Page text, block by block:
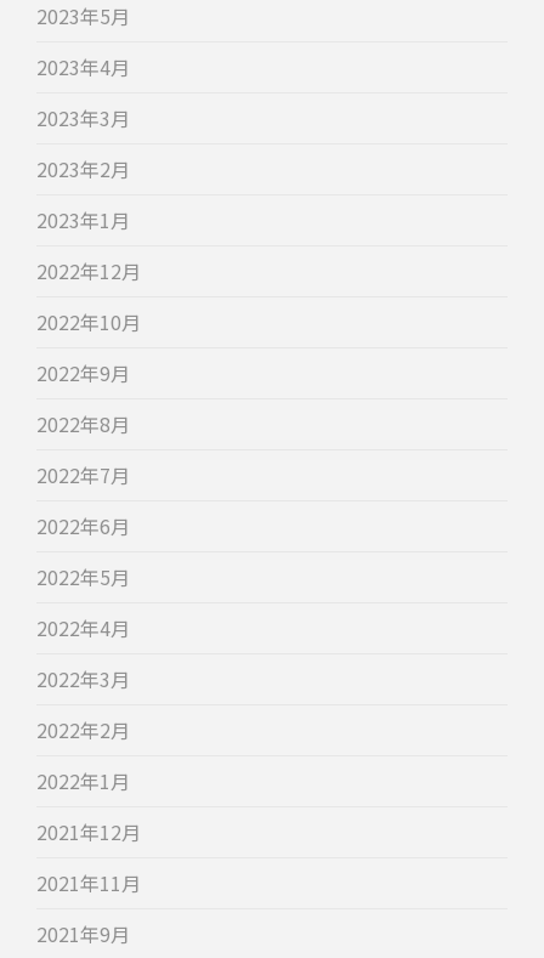
2023年5月
2023年4月
2023年3月
2023年2月
2023年1月
2022年12月
2022年10月
2022年9月
2022年8月
2022年7月
2022年6月
2022年5月
2022年4月
2022年3月
2022年2月
2022年1月
2021年12月
2021年11月
2021年9月